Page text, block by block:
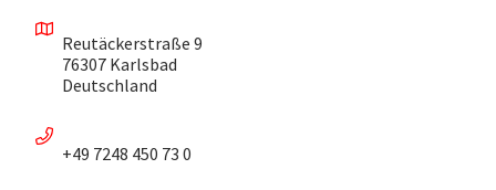
Reutäckerstraße 9
76307 Karlsbad
Deutschland
+49 7248 450 73 0